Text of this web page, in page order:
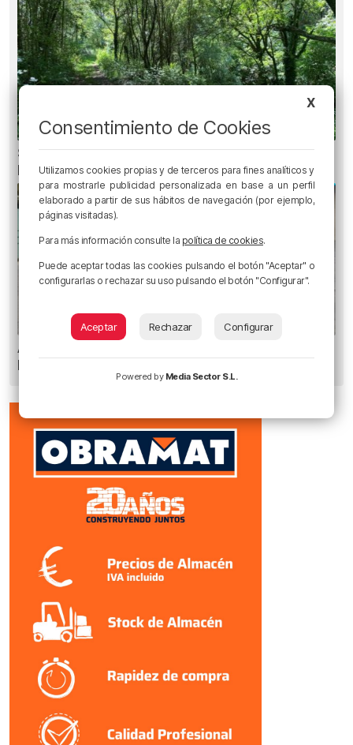
Senderos de Bizkaia: cinco rutas fáciles para
hacer con niños
Amor y humor en Aste Nagusia: «¿Quién se
besa como en las películas?»
X
Consentimiento de Cookies
Utilizamos cookies propias y de terceros para fines analíticos y
para mostrarle publicidad personalizada en base a un perfil
elaborado a partir de sus hábitos de navegación (por ejemplo,
páginas visitadas).
Para más información consulte la política de cookies.
Puede aceptar todas las cookies pulsando el botón "Aceptar" o
configurarlas o rechazar su uso pulsando el botón "Configurar".
Aceptar Rechazar Configurar
Powered by Media Sector S.L.